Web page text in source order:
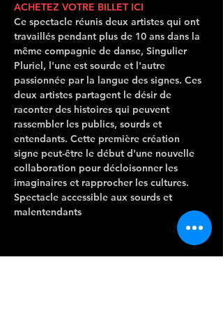
ACHETEZ VOTRE BILLET ICI
Ce spectacle réunis deux artistes qui ont
travaillés pendant plus de 10 ans dans la
même compagnie de danse, Singulier
Pluriel, l'une est sourde et l'autre
passionnée par la langue des signes. Ces
deux artistes partagent le désir de
raconter des histoires qui peuvent
rassembler les publics, sourds et
entendants. Cette première création
signe peut-être le début d'une nouvelle
collaboration pour décloisonner les
imaginaires et rapprocher les cultures.
Spectacle accessible aux sourds et
malentendants